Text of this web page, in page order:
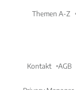
Themen A-Z
Kontakt AGB